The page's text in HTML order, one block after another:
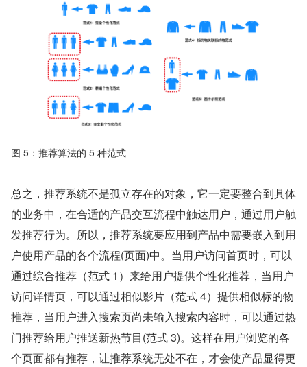
图 5：推荐算法的 5 种范式
总之，推荐系统不是孤立存在的对象，它一定要整合到具体
的业务中，在合适的产品交互流程中触达用户，通过用户触
发推荐行为。所以，推荐系统要应用到产品中需要嵌入到用
户使用产品的各个流程(页面)中。当用户访问首页时，可以
通过综合推荐（范式 1）来给用户提供个性化推荐，当用户
访问详情页，可以通过相似影片（范式 4）提供相似标的物
推荐，当用户进入搜索页尚未输入搜索内容时，可以通过热
门推荐给用户推送新热节目(范式 3)。这样在用户浏览的各
个页面都有推荐，让推荐系统无处不在，才会使产品显得更